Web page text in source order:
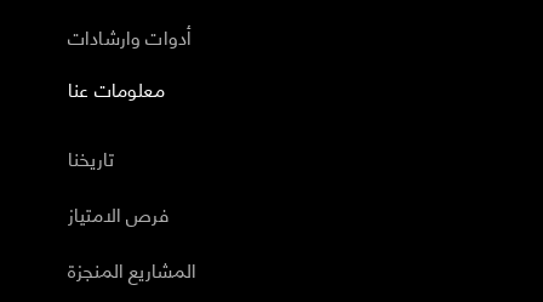
أدوات وارشادات
معلومات عنا
تاريخنا
فرص الامتياز
المشاريع المنجزة